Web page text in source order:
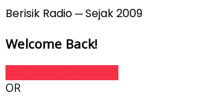
Berisik Radio ─ Sejak 2009
Welcome Back!
OR